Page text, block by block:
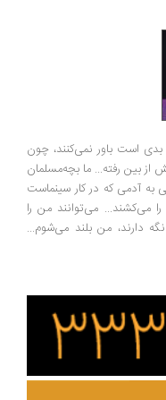
باور نمی‌کنند، چون
ما بچه‌مسلمان
که در کار سینماست
می‌توانند من را
من بلند می‌شوم...